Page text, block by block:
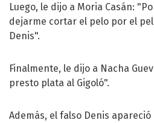
Luego, le dijo a Moria Casán:
dejarme cortar el pelo por el
Denis".
Finalmente, le dijo a Nacha
presto plata al Gigoló".
Además, el falso Denis